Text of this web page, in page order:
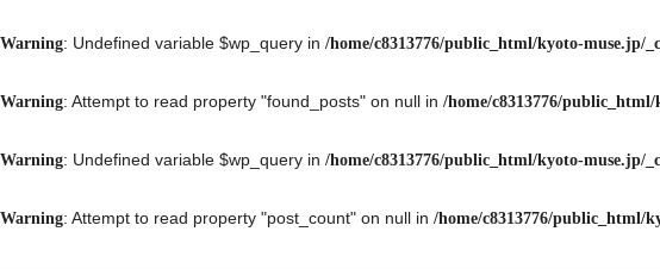
Warning: Undefined variable $wp_query in /home/c8313776/public_html/kyoto-muse.jp/
Warning: Attempt to read property "found_posts" on null in /home/c8313776/
Warning: Undefined variable $wp_query in /home/c8313776/public_html/kyoto-muse.jp/
Warning: Attempt to read property "post_count" on null in /home/c8313776/public_html/